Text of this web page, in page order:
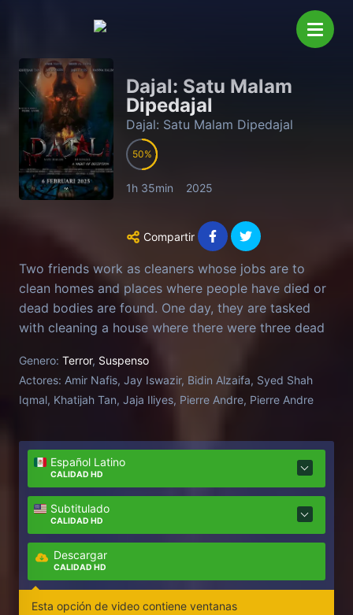
Dajal: Satu Malam
Dipedajal
Dajal: Satu Malam Dipedajal
50
1h 35min 2025
Compartir
Two friends work as cleaners whose jobs are to
clean homes and places where people have died or
dead bodies are found. One day, they are tasked
with cleaning a house where there were three dead
have rotted. When they arrived there, they found
that there are strange things happening and then
they discover a strange book.
Genero: Terror, Suspenso
Actores: Amir Nafis, Jay Iswazir, Bidin Alzaifa, Syed Shah
Iqmal, Khatijah Tan, Jaja Iliyes, Pierre Andre, Pierre Andre
Español Latino
CALIDAD HD
Subtitulado
CALIDAD HD
Descargar
CALIDAD HD
Esta opción de video contiene ventanas